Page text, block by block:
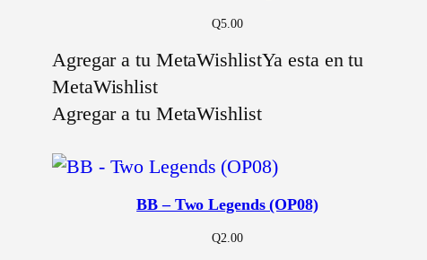
Q5.00
Agregar a tu MetaWishlistYa esta en tu
MetaWishlist
Agregar a tu MetaWishlist
BB – Two Legends (OP08)
Q2.00